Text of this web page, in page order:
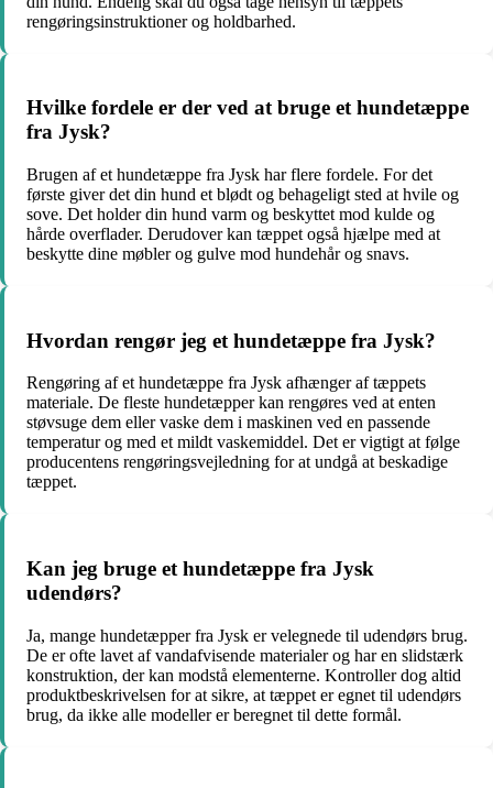
rengøringsinstruktioner og holdbarhed.
Hvilke fordele er der ved at bruge et hundetæppe
fra Jysk?
Brugen af et hundetæppe fra Jysk har flere fordele. For det
første giver det din hund et blødt og behageligt sted at hvile og
sove. Det holder din hund varm og beskyttet mod kulde og
hårde overflader. Derudover kan tæppet også hjælpe med at
beskytte dine møbler og gulve mod hundehår og snavs.
Hvordan rengør jeg et hundetæppe fra Jysk?
Rengøring af et hundetæppe fra Jysk afhænger af tæppets
materiale. De fleste hundetæpper kan rengøres ved at enten
støvsuge dem eller vaske dem i maskinen ved en passende
temperatur og med et mildt vaskemiddel. Det er vigtigt at følge
producentens rengøringsvejledning for at undgå at beskadige
tæppet.
Kan jeg bruge et hundetæppe fra Jysk
udendørs?
Ja, mange hundetæpper fra Jysk er velegnede til udendørs brug.
De er ofte lavet af vandafvisende materialer og har en slidstærk
konstruktion, der kan modstå elementerne. Kontroller dog altid
produktbeskrivelsen for at sikre, at tæppet er egnet til udendørs
brug, da ikke alle modeller er beregnet til dette formål.